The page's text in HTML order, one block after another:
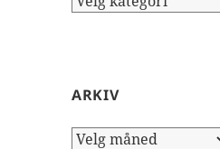
ARKIV
Arkiv